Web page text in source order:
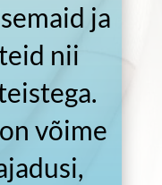
ja
nii
võime